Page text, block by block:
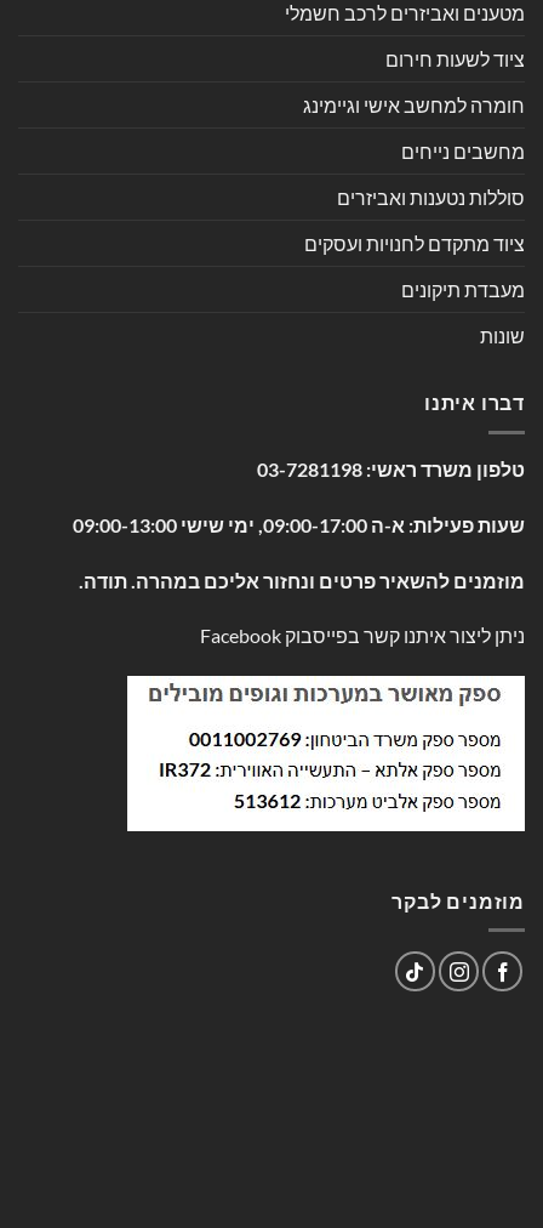
מטענים ואביזרים לרכב חשמלי
ציוד לשעות חירום
חומרה למחשב אישי וגיימינג
מחשבים נייחים
סוללות נטענות ואביזרים
ציוד מתקדם לחנויות ועסקים
מעבדת תיקונים
שונות
דברו איתנו
טלפון משרד ראשי: 03-7281198
שעות פעילות: א-ה 09:00-17:00, ימי שישי 09:00-13:00
מוזמנים להשאיר פרטים ונחזור אליכם במהרה. תודה.
ניתן ליצור איתנו קשר בפייסבוק Facebook
מוזמנים לבקר